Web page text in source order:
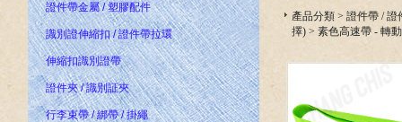
證件帶金屬 / 塑膠配件
識別證伸縮扣 / 證件帶拉環
伸縮扣識別證帶
證件夾 / 識別証夾
行李束帶 / 綁帶 / 掛繩
產品分類 > 證件帶 / 證
擇) > 素色高速帶 - 轉